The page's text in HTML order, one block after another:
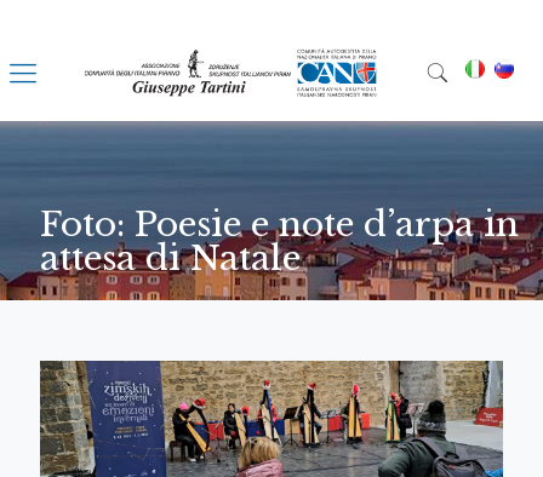
Foto: Poesie e note d’arpa in
attesa di Natale